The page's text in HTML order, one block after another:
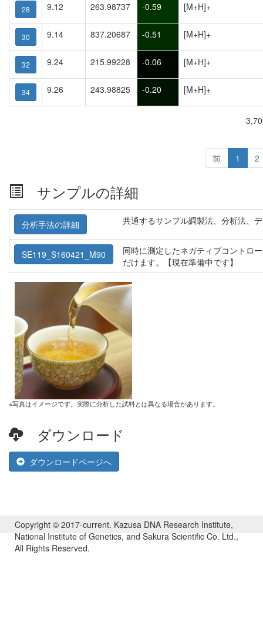
28 9.12 263.98737 -0.59 [M+H]+
30 9.14 837.20687 -0.51 [M+H]+
32 9.24 215.99228 -0.06 [M+H]+
34 9.26 243.98825 -0.20 [M+H]+
前 1 2
サンプルの詳細
分析手法の詳細 共通するサンプル調製法、分析法、
SE119_S160421_M90
同時に測定したネガティブコントロ
だけます。【現在準備中です】
※写真はイメージです。実際に分析した試料とは異なる場合があります。
ダウンロード
ダウンロードページへ
Copyright © 2017-current. Kazusa DNA Research Institute,
National Institute of Genetics, and Sakura Scientific Co. Ltd.,
All Rights Reserved.